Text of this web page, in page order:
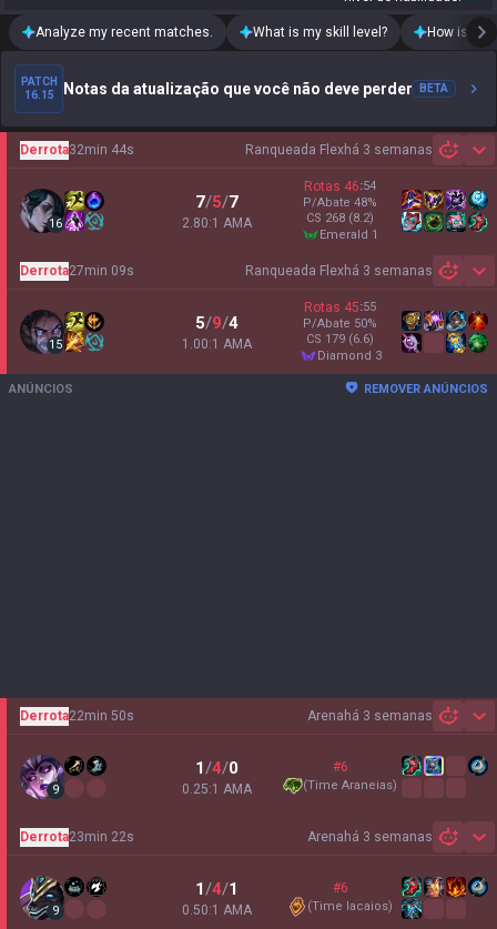
Analyze my recent matches. What is my skill level? How is my
PATCH
16.15
Notas da atualização que você não deve perder BETA
Ranqueada Flexhá 3 semanas
Derrota32min 44s
16
7/5/7
2.80:1 AMA
Rotas 46:54
P/Abate 48%
CS 268 (8.2)
emerald 1
Ranqueada Flexhá 3 semanas
Derrota27min 09s
15
5/9/4
1.00:1 AMA
Rotas 45:55
P/Abate 50%
CS 179 (6.6)
diamond 3
ANÚNCIOS REMOVER ANÚNCIOS
Arena há 3 semanas
Derrota22min 50s
9
1/4/0
0.25:1 AMA
#6
(Time Araneias)
Arena há 3 semanas
Derrota23min 22s
9
1/4/1
0.50:1 AMA
#6
(Time lacaios)